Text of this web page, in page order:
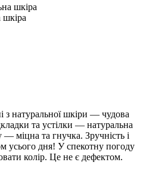
шкіра
шкіра
з натуральної шкіри — чудова
та устілки — натуральна
міцна та гнучка. Зручність і
усього дня! У спекотну погоду
колір. Це не є дефектом.